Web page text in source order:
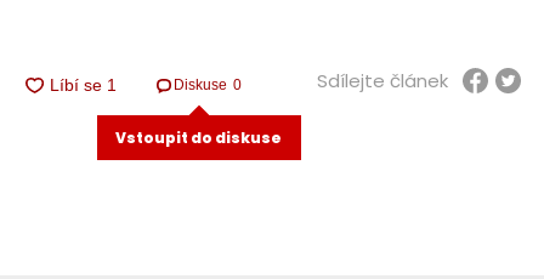
Diskuse 0
Vstoupit do diskuse
Sdílejte článek